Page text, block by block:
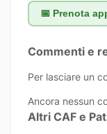
📅 Prenota
Commenti e
Per lasciare un
Ancora nessun
Altri CAF e